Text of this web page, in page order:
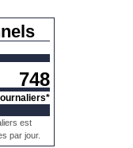
748
est
par jour.